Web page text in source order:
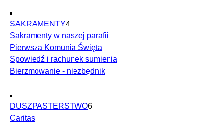
SAKRAMENTY4
Sakramenty w naszej parafii
Pierwsza Komunia Święta
Spowiedź i rachunek sumienia
Bierzmowanie - niezbędnik
DUSZPASTERSTWO6
Caritas